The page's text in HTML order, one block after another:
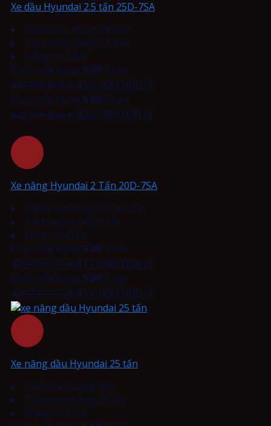
Xe dầu Hyundai 2.5 tấn 25D-7SA
Chiều cao nâng: 3m-6m
Tải trọng nâng: 2,5 tấn
Động cơ: Dầu
Được xếp hạng 5.00 5 sao
441,000,000₫ 426,000,000 ₫
Được xếp hạng 5.00 5 sao
441,000,000₫ 426,000,000 ₫
Xe nâng Hyundai 2 Tấn 20D-7SA
Chiều cao nâng: 3,0 m - 6m
Tải trọng nâng: 2 tấn
Động cơ: Dầu
Được xếp hạng 5.00 5 sao
428,717,175₫ 411,000,000 ₫
Được xếp hạng 5.00 5 sao
428,717,175₫ 411,000,000 ₫
Xe nâng dầu Hyundai 25 tấn
Chiều cao nâng: 3m
Tải trọng nâng: 25 tấn
Động cơ: Dầu